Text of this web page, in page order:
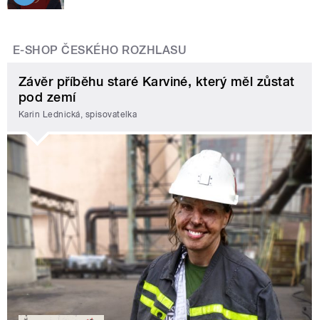
E-SHOP ČESKÉHO ROZHLASU
Závěr příběhu staré Karviné, který měl zůstat
pod zemí
Karin Lednická, spisovatelka